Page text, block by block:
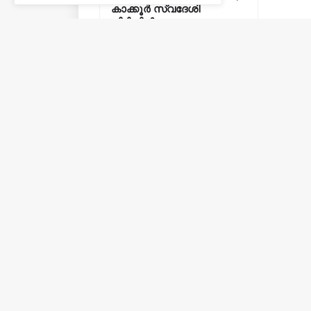
കാക്കൂർ സ്വദേശി
പിടിയിൽ.